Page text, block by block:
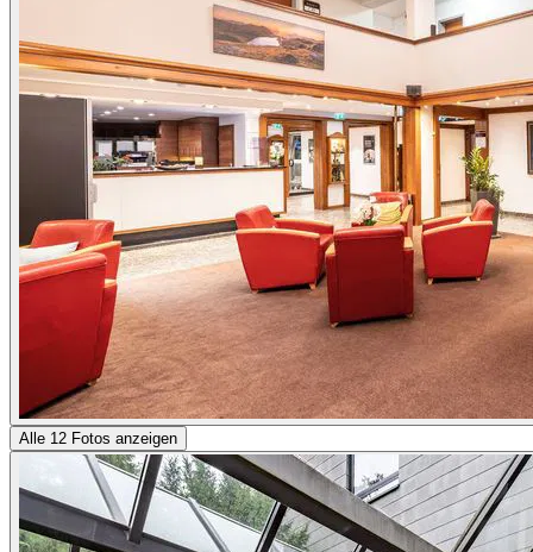
Alle 12 Fotos anzeigen